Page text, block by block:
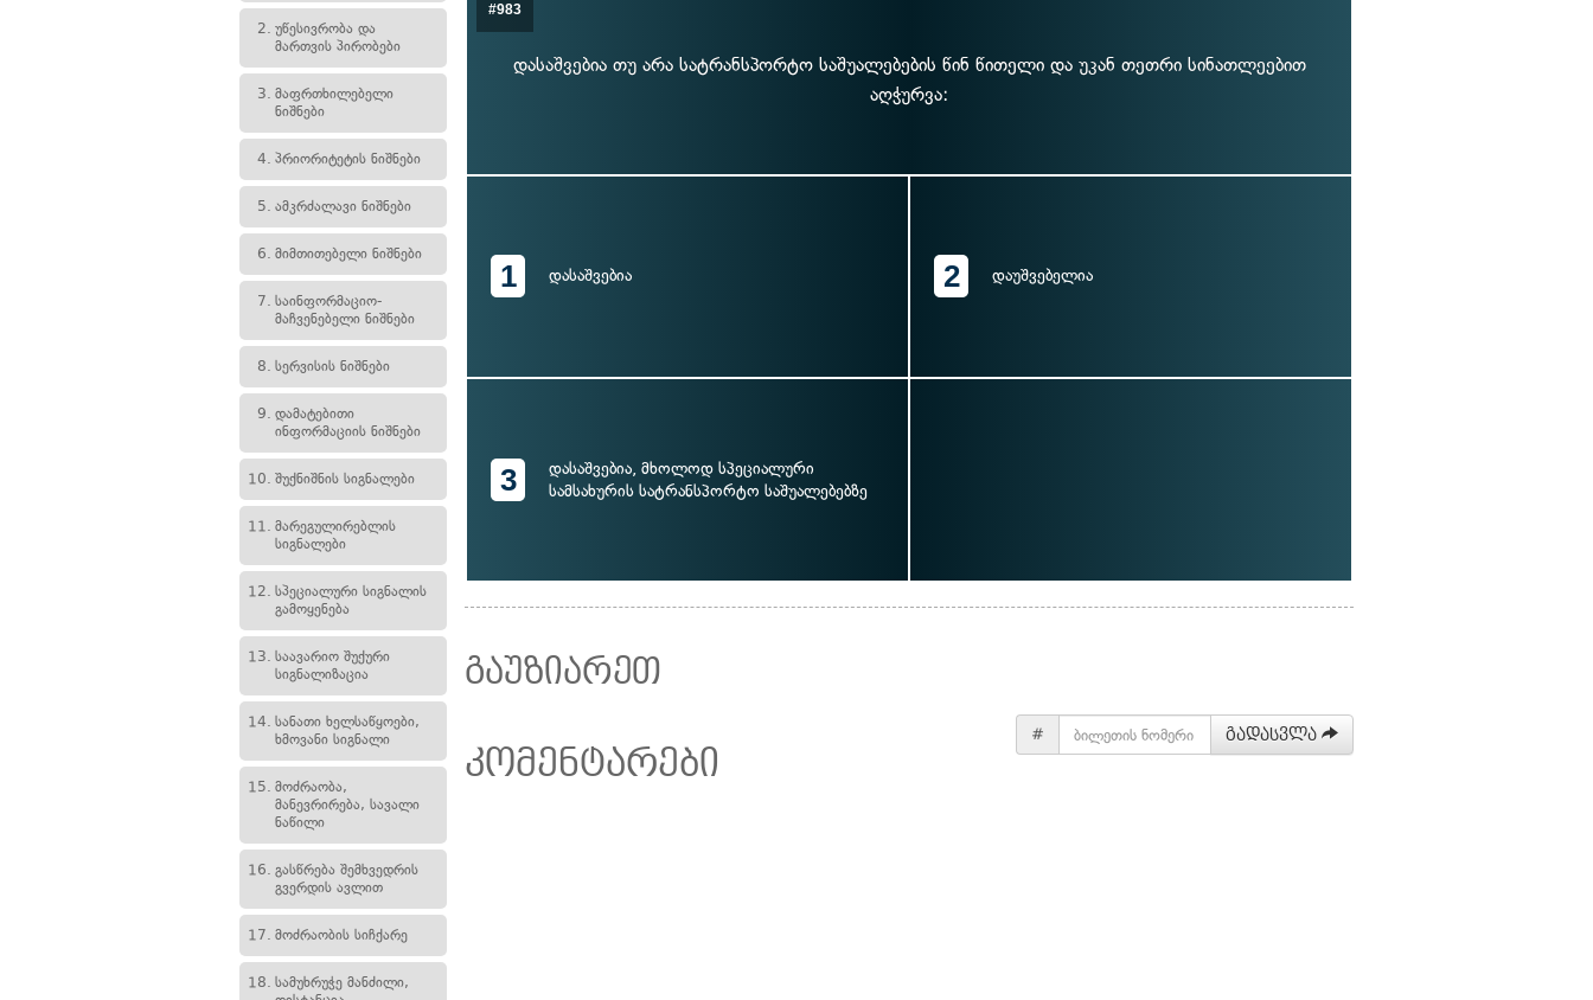
2. უწესივრობა და
მართვის პირობები
3. მაფრთხილებელი
ნიშნები
4. პრიორიტეტის ნიშნები
5. ამკრძალავი ნიშნები
6. მიმთითებელი ნიშნები
7. საინფორმაციო-
მაჩვენებელი ნიშნები
8. სერვისის ნიშნები
9. დამატებითი
ინფორმაციის ნიშნები
10. შუქნიშნის სიგნალები
11. მარეგულირებლის
სიგნალები
12. სპეციალური სიგნალის
გამოყენება
13. საავარიო შუქური
სიგნალიზაცია
14. სანათი ხელსაწყოები,
ხმოვანი სიგნალი
15. მოძრაობა,
მანევრირება, სავალი
ნაწილი
16. გასწრება შემხვედრის
გვერდის ავლით
17. მოძრაობის სიჩქარე
18. სამუხრუჭე მანძილი,
#983
დასაშვებია თუ არა სატრანსპორტო საშუალებების წინ წითელი და უკან თეთრი სინათლეებით
აღჭურვა:
1 დასაშვებია 2 დაუშვებელია
3
დასაშვებია, მხოლოდ სპეციალური
სამსახურის სატრანსპორტო საშუალებებზე
# გადასვლა
გაუზიარეთ
კომენტარები